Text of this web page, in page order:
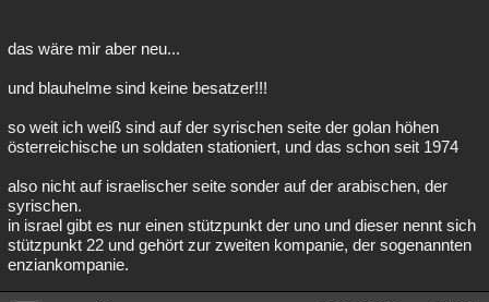
das wäre mir aber neu...
und blauhelme sind keine besatzer!!!
so weit ich weiß sind auf der syrischen seite der golan höhen
österreichische un soldaten stationiert, und das schon seit 1974
also nicht auf israelischer seite sonder auf der arabischen, der
syrischen.
in israel gibt es nur einen stützpunkt der uno und dieser nennt sich
stützpunkt 22 und gehört zur zweiten kompanie, der sogenannten
enziankompanie.